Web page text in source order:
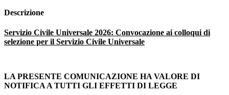
Descrizione
Servizio Civile Universale 2026: Convocazione ai colloqui di
selezione per il Servizio Civile Universale
LA PRESENTE COMUNICAZIONE HA VALORE DI
NOTIFICA A TUTTI GLI EFFETTI DI LEGGE